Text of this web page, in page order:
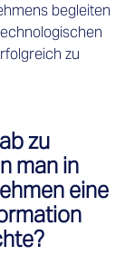
begleiten
zu
zu
man in
eine